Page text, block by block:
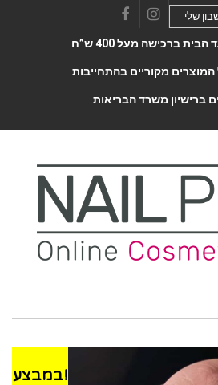
FacebookInstagram
שלי
ברכישה מעל 400 ש”ח
המוצרים מקוריים בהתחייבות
ברישיון משרד הבריאות
במבצע!